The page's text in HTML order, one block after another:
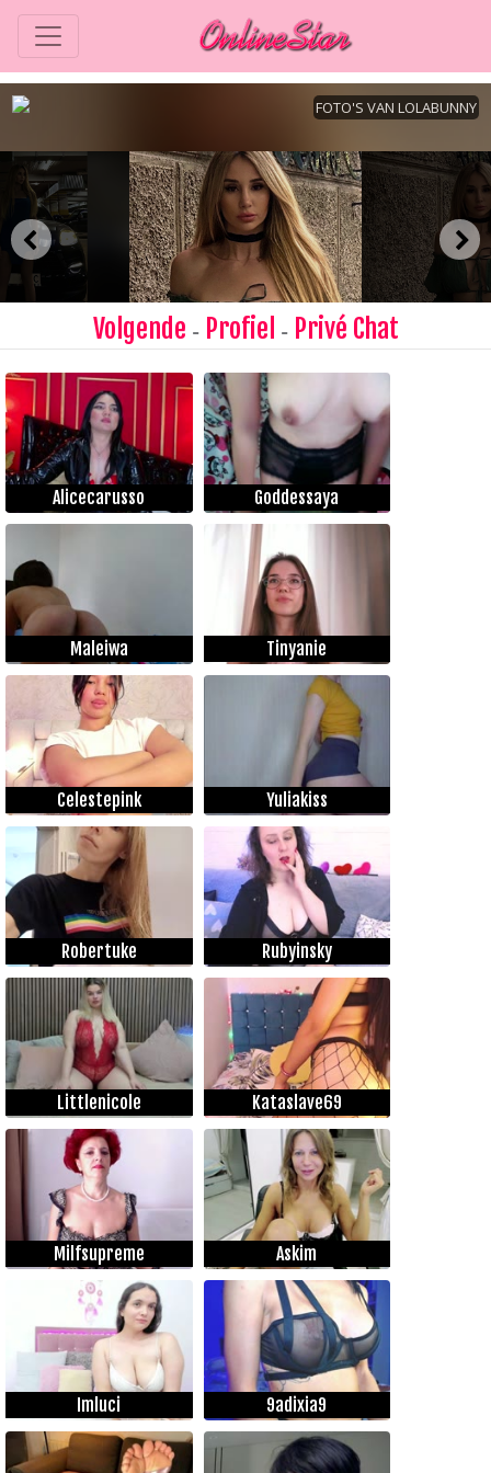
Volgende - Profiel - Privé Chat
Alicecarusso Goddessaya
Maleiwa Tinyanie
Celestepink Yuliakiss
Robertuke Rubyinsky
Littlenicole Kataslave69
Milfsupreme Askim
Imluci 9adixia9